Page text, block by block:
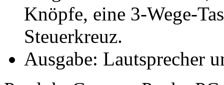
Knöpfe, eine 3-Wege-
Steuerkreuz.
Ausgabe: Lautsprecher